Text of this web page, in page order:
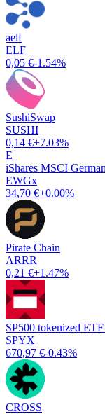
aelf
ELF
0,05 €-1.54%
SushiSwap
SUSHI
0,14 €+7.03%
E
iShares MSCI
EWGx
34,70 €+0.00%
Pirate Chain
ARRR
0,21 €+1.47%
SP500 tokenized
SPYX
670,97 €-0.43%
CROSS